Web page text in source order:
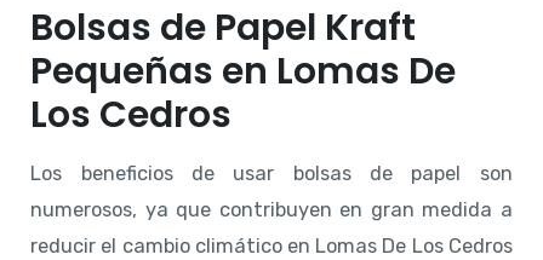
Bolsas de Papel Kraft
Pequeñas en Lomas De
Los Cedros
Los beneficios de usar bolsas de papel son
numerosos, ya que contribuyen en gran medida a
reducir el cambio climático en Lomas De Los Cedros